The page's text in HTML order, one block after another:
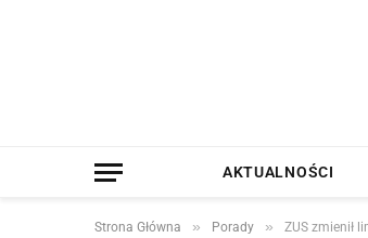
AKTUALNOŚCI
Strona Główna » Porady » ZUS zmienił